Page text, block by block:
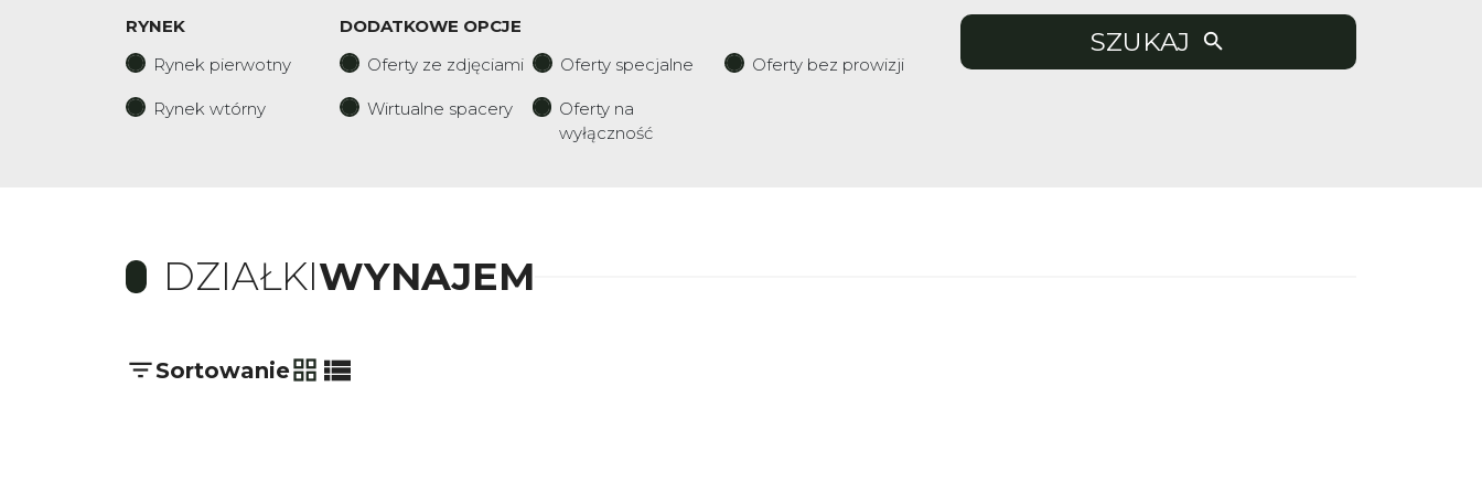
RYNEK
Rynek pierwotny
Rynek wtórny
DODATKOWE OPCJE
Oferty ze zdjęciami
Oferty specjalne Oferty bez prowizji
Wirtualne spacery
Oferty na
wyłączność
SZUKAJ
DZIAŁKIWYNAJEM
Sortowanie
tabela
lista